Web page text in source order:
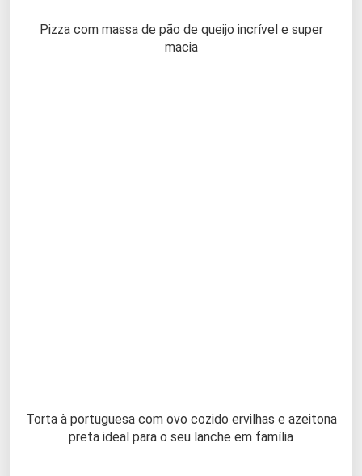
Pizza com massa de pão de queijo incrível e super
macia
Torta à portuguesa com ovo cozido ervilhas e azeitona
preta ideal para o seu lanche em família